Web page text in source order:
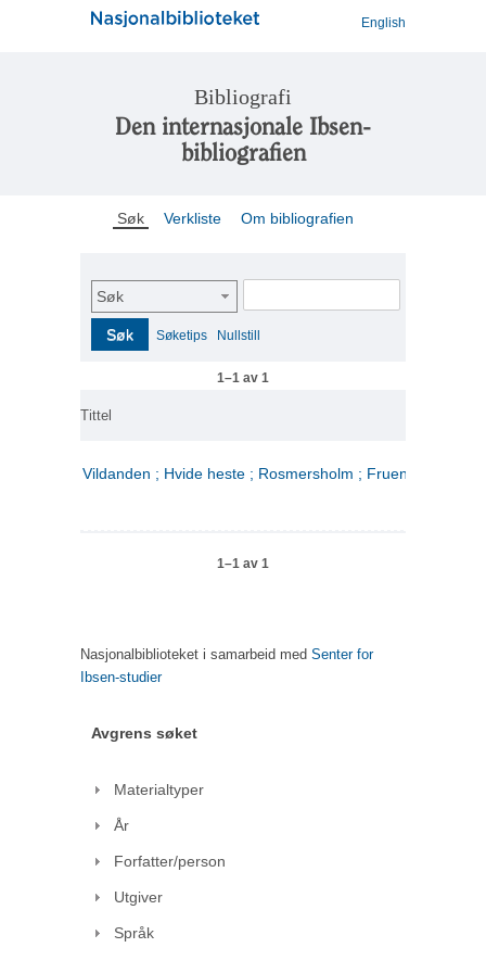
English
Bibliografi
Den internasjonale Ibsen-
bibliografien
Søk Verkliste Om bibliografien
Søk
Søk Søketips Nullstill
1–1 av 1
Tittel
Vildanden ; Hvide heste ; Rosmersholm ; Fruen fra havet
1–1 av 1
Nasjonalbiblioteket i samarbeid med Senter for
Ibsen-studier
Avgrens søket
Materialtyper
År
Forfatter/person
Utgiver
Språk